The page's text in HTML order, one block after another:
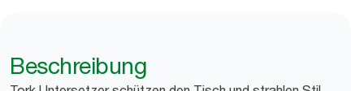
Beschreibung